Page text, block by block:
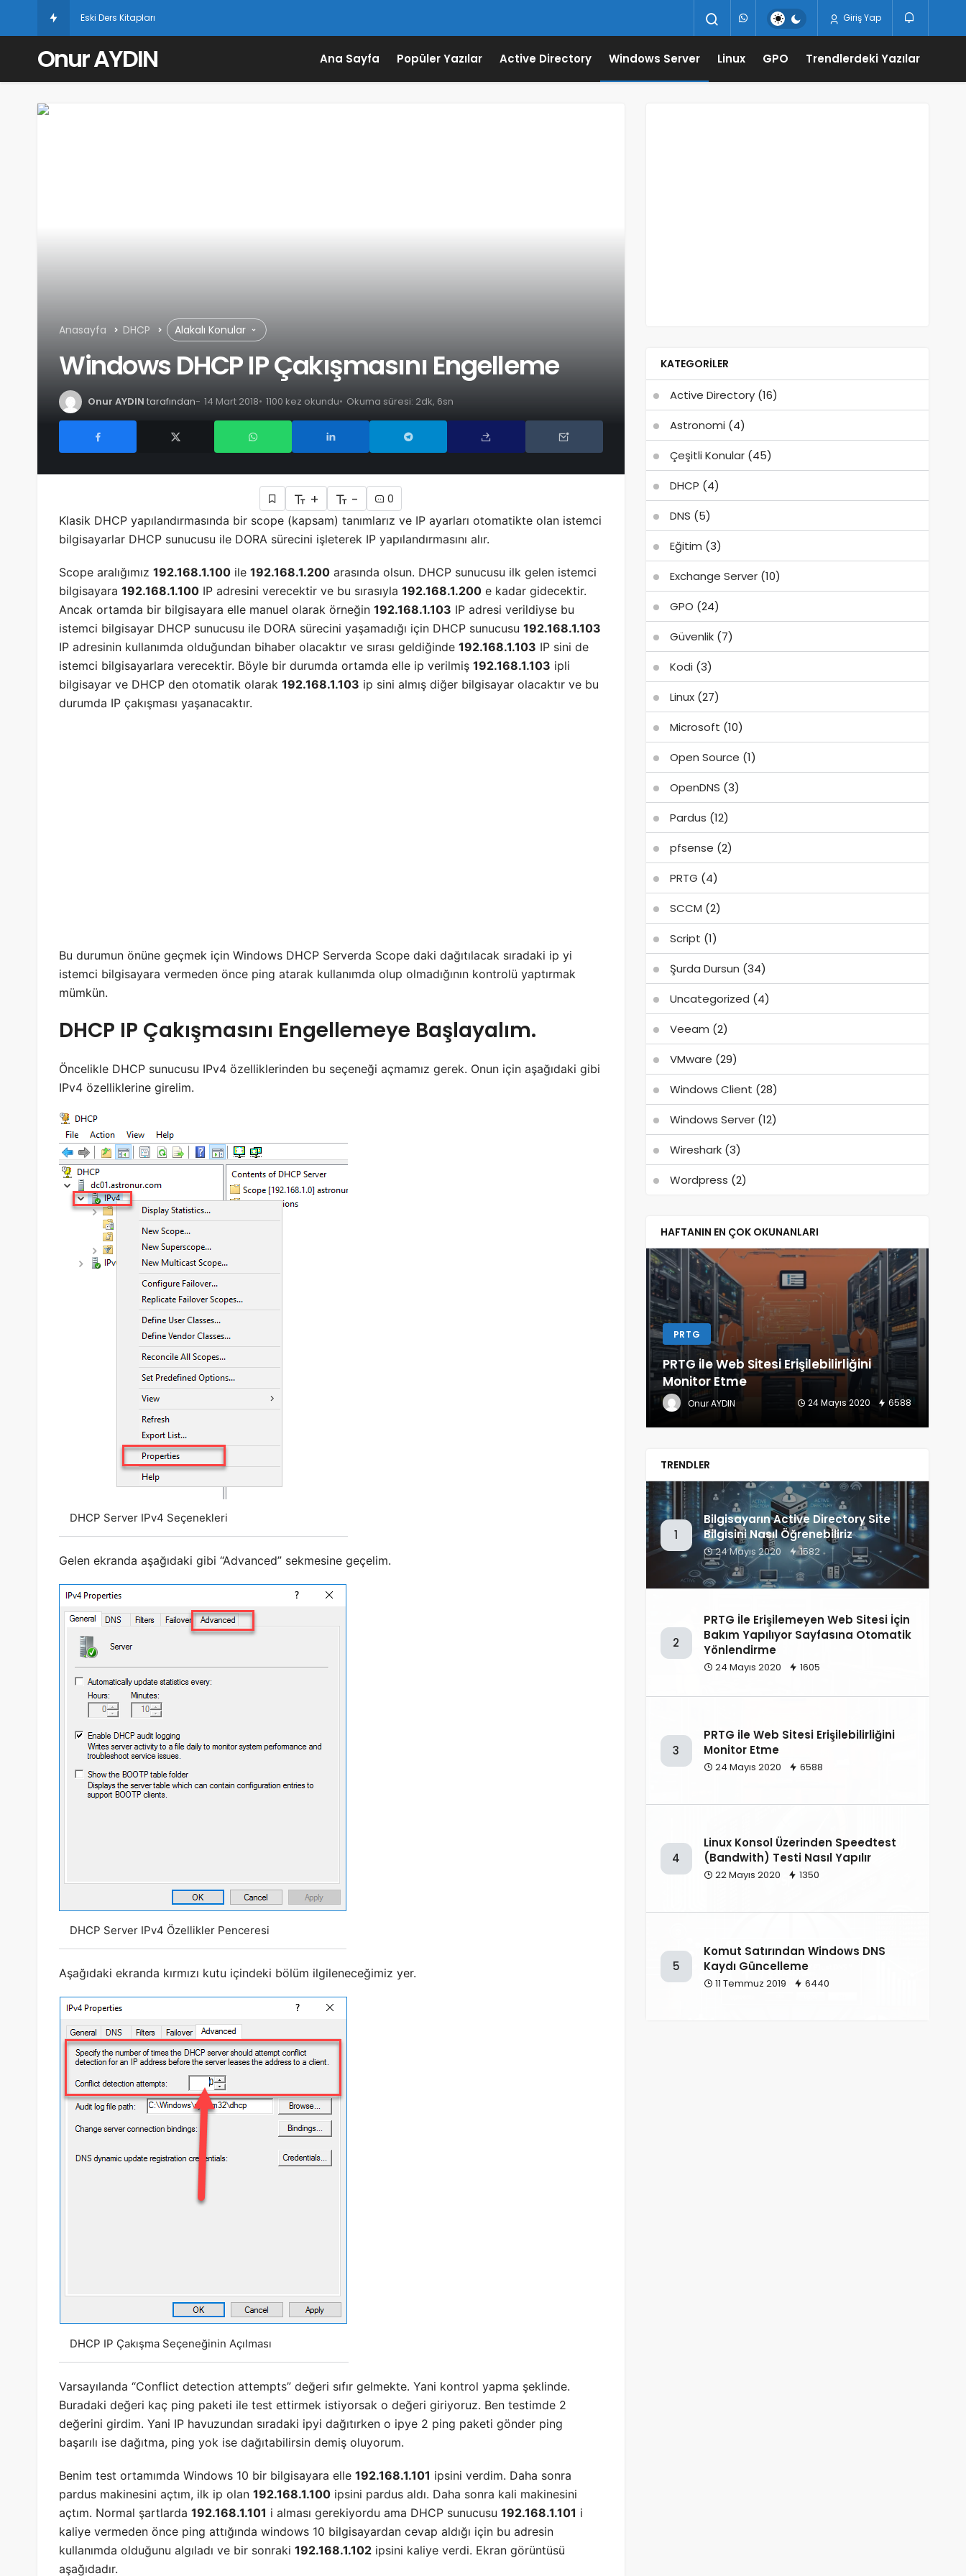
Es Giriş Yap
Onur AYDIN Ana Sayfa Popüler Yazılar Active Directory Windows Server Linux GPO Trendlerdeki Yazılar
Anasayfa DHCP Alakalı Konular
Windows DHCP IP Çakışmasını Engelleme
Onur AYDIN tarafından 14 Mart 2018 1100 kez okundu Okuma süresi: 2dk, 6sn
+ -
0
Klasik DHCP yapılandırmasında bir scope (kapsam) tanımlarız ve IP ayarları otomatikte olan istemci
bilgisayarlar DHCP sunucusu ile DORA sürecini işleterek IP yapılandırmasını alır.
Scope aralığımız 192.168.1.100 ile 192.168.1.200 arasında olsun. DHCP sunucusu ilk gelen istemci
bilgisayara 192.168.1.100 IP adresini verecektir ve bu sırasıyla 192.168.1.200 e kadar gidecektir.
Ancak ortamda bir bilgisayara elle manuel olarak örneğin 192.168.1.103 IP adresi verildiyse bu
istemci bilgisayar DHCP sunucusu ile DORA sürecini yaşamadığı için DHCP sunucusu 192.168.1.103
IP adresinin kullanımda olduğundan bihaber olacaktır ve sırası geldiğinde 192.168.1.103 IP sini de
istemci bilgisayarlara verecektir. Böyle bir durumda ortamda elle ip verilmiş 192.168.1.103 ipli
bilgisayar ve DHCP den otomatik olarak 192.168.1.103 ip sini almış diğer bilgisayar olacaktır ve bu
durumda IP çakışması yaşanacaktır.
Bu durumun önüne geçmek için Windows DHCP Serverda Scope daki dağıtılacak sıradaki ip yi
istemci bilgisayara vermeden önce ping atarak kullanımda olup olmadığının kontrolü yaptırmak
mümkün.
DHCP IP Çakışmasını Engellemeye Başlayalım.
Öncelikle DHCP sunucusu IPv4 özelliklerinden bu seçeneği açmamız gerek. Onun için aşağıdaki gibi
IPv4 özelliklerine girelim.
DHCP Server IPv4 Seçenekleri
Gelen ekranda aşağıdaki gibi “Advanced” sekmesine geçelim.
DHCP Server IPv4 Özellikler Penceresi
Aşağıdaki ekranda kırmızı kutu içindeki bölüm ilgileneceğimiz yer.
DHCP IP Çakışma Seçeneğinin Açılması
Varsayılanda “Conflict detection attempts” değeri sıfır gelmekte. Yani kontrol yapma şeklinde.
Buradaki değeri kaç ping paketi ile test ettirmek istiyorsak o değeri giriyoruz. Ben testimde 2
değerini girdim. Yani IP havuzundan sıradaki ipyi dağıtırken o ipye 2 ping paketi gönder ping
başarılı ise dağıtma, ping yok ise dağıtabilirsin demiş oluyorum.
Benim test ortamımda Windows 10 bir bilgisayara elle 192.168.1.101 ipsini verdim. Daha sonra
pardus makinesini açtım, ilk ip olan 192.168.1.100 ipsini pardus aldı. Daha sonra kali makinesini
açtım. Normal şartlarda 192.168.1.101 i alması gerekiyordu ama DHCP sunucusu 192.168.1.101 i
kaliye vermeden önce ping attığında windows 10 bilgisayardan cevap aldığı için bu adresin
kullanımda olduğunu algıladı ve bir sonraki 192.168.1.102 ipsini kaliye verdi. Ekran görüntüsü
aşağıdadır.
KATEGORILER
Active Directory(16)
Astronomi (4)
Çeşitli Konular(45)
DHCP (4)
DNS (5)
Eğitim (3)
Exchange Server(10)
GPO (24)
Güvenlik(7)
Kodi (3)
Linux(27)
Microsoft (10)
Open Source (1)
OpenDNS (3)
Pardus (12)
pfsense (2)
PRTG (4)
SCCM (2)
Script (1)
Şurda Dursun (34)
Uncategorized (4)
Veeam (2)
VMware (29)
Windows Client (28)
Windows Server(12)
Wireshark(3)
Wordpress (2)
HAFTANIN EN ÇOK OKUNANLARI
PRTG İle Erişilemeyen Web Sitesi İçin
Bakım Yapılıyor Sayfasına Otomatik
Yönlendirme
Onur AYDIN 24 Mayıs 2020
LINUX
Linux Konsol Üzerinden Speedtest
(Bandwith) Testi Nasıl Yapılır
Onur AYDIN 22 Mayıs 2020 1350
TRENDLER
1
Bilgisayarın Active Directory Site
Bilgisini Nasıl Öğrenebiliriz
24 Mayıs 2020 1582
2
PRTG İle Erişilemeyen Web Sitesi İçin
Bakım Yapılıyor Sayfasına Otomatik
Yönlendirme
24 Mayıs 2020 1605
3
PRTG ile Web Sitesi Erişilebilirliğini
Monitor Etme
24 Mayıs 2020 6588
4
Linux Konsol Üzerinden Speedtest
(Bandwith) Testi Nasıl Yapılır
22 Mayıs 2020 1350
5
Komut Satırından Windows DNS
Kaydı Güncelleme
11 Temmuz 2019 6440